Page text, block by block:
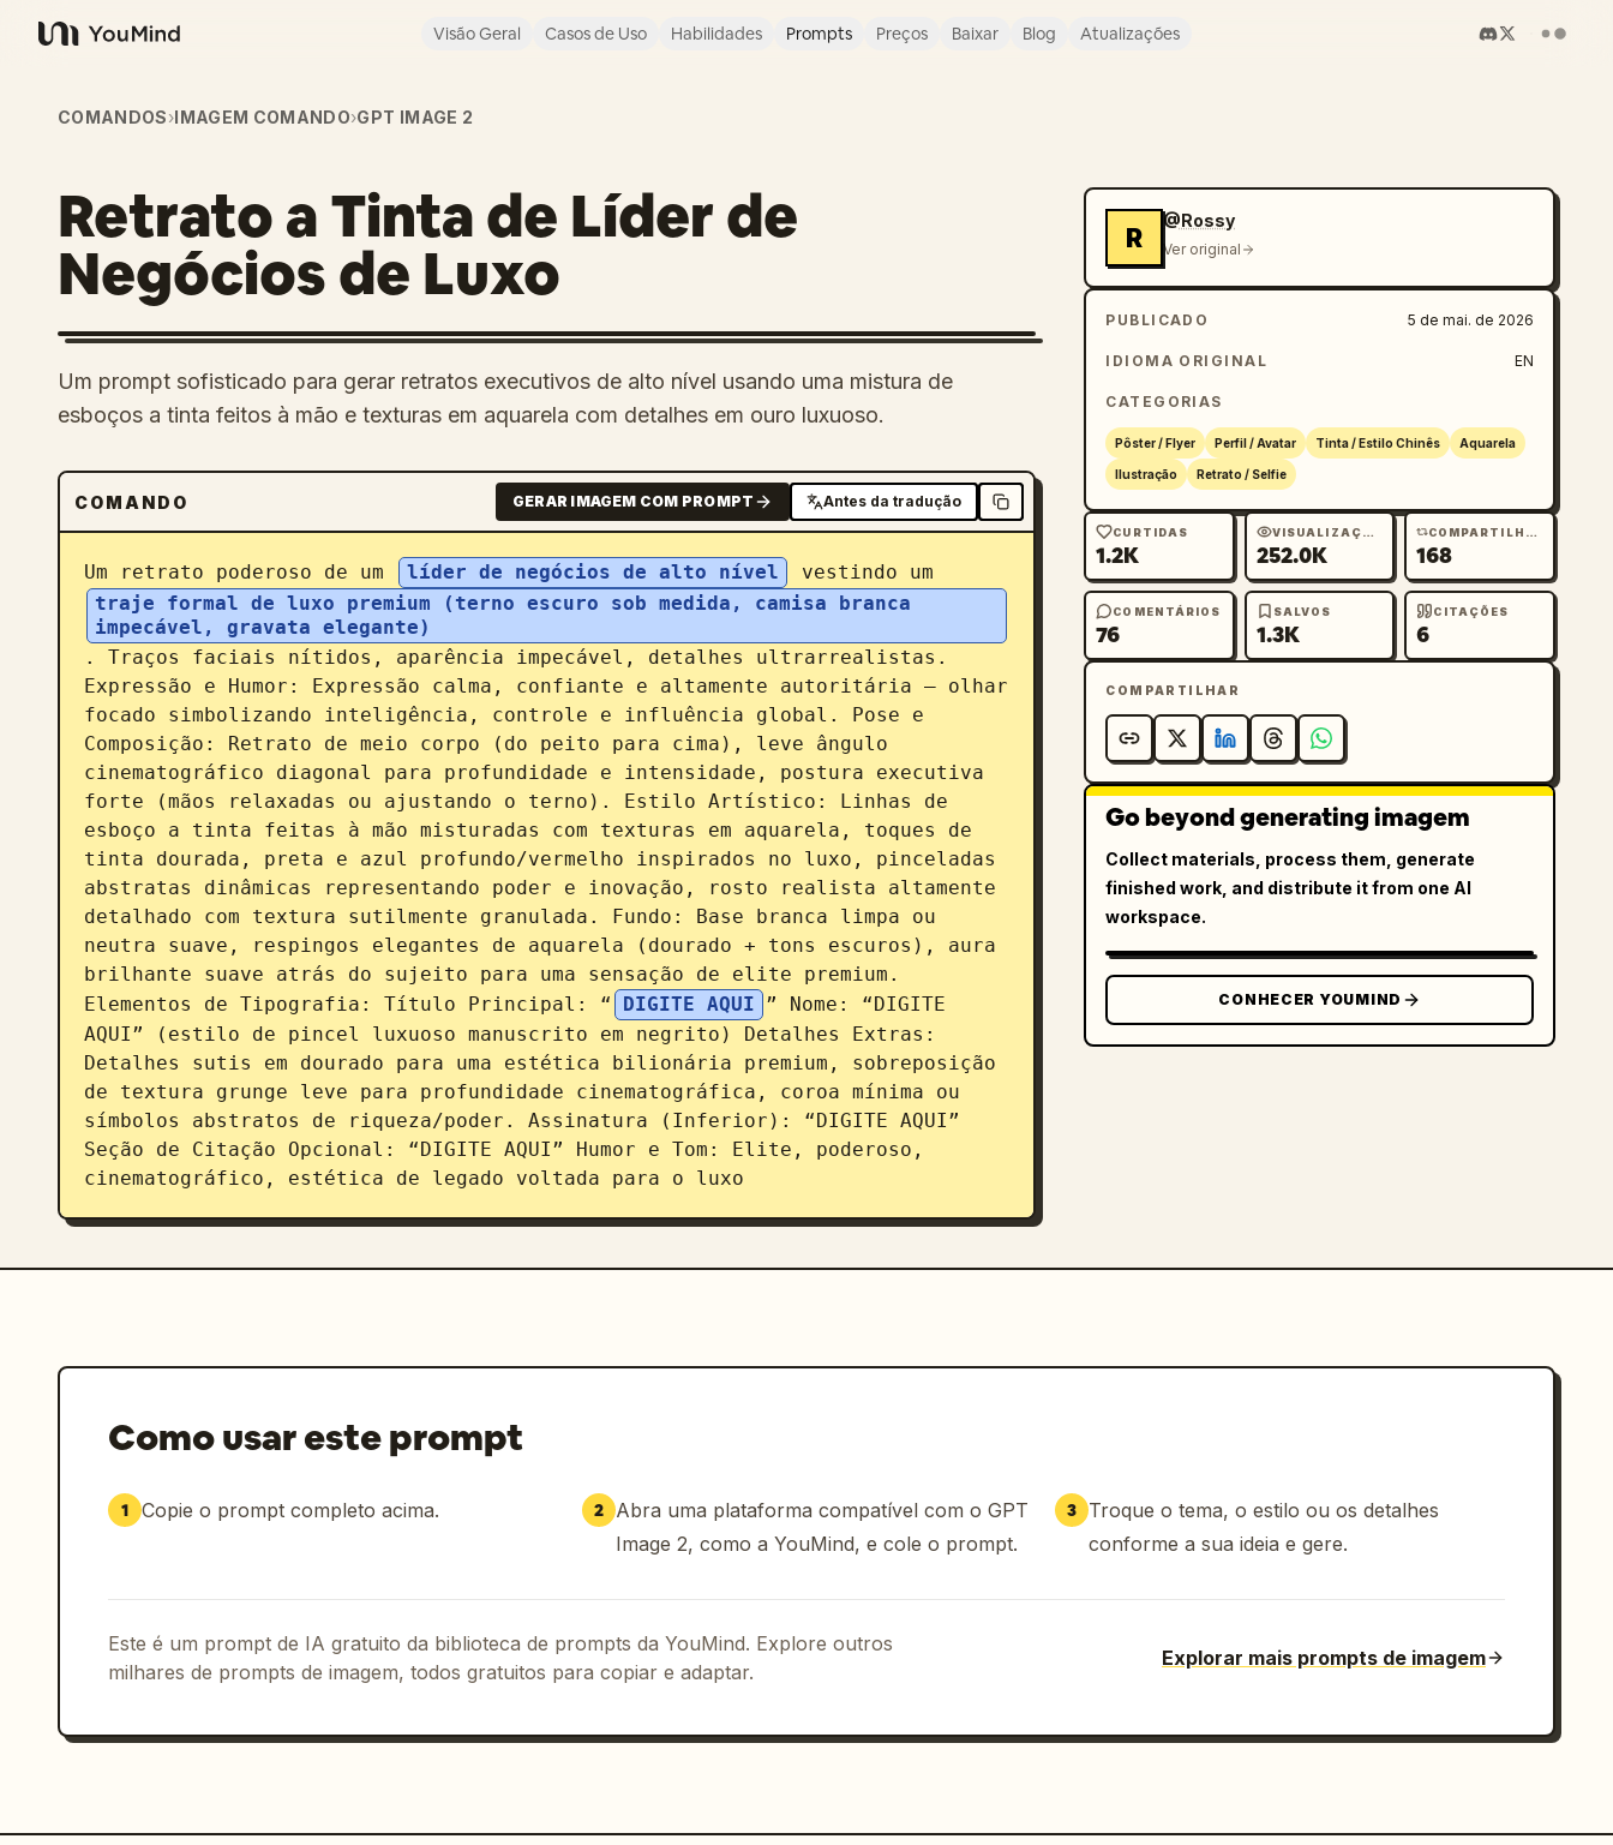
YouMind
Visão Geral Casos de Uso Habilidades Prompts Preços Baixar Blog Atualizações
COMANDOS›IMAGEM COMANDO›GPT IMAGE 2
Retrato a Tinta de Líder de
Negócios de Luxo
Um prompt sofisticado para gerar retratos executivos de alto nível usando uma mistura de
esboços a tinta feitos à mão e texturas em aquarela com detalhes em ouro luxuoso.
COMANDO GERAR IMAGEM COM PROMPT Antes da tradução
Um retrato poderoso de um líder de negócios de alto nível
vestindo um
traje formal de luxo premium (terno escuro sob medida, camisa branca
impecável, gravata elegante)
. Traços faciais nítidos, aparência impecável, detalhes ultrarrealistas.
Expressão e Humor: Expressão calma, confiante e altamente autoritária — olhar
focado simbolizando inteligência, controle e influência global. Pose e
Composição: Retrato de meio corpo (do peito para cima), leve ângulo
cinematográfico diagonal para profundidade e intensidade, postura executiva
forte (mãos relaxadas ou ajustando o terno). Estilo Artístico: Linhas de
esboço a tinta feitas à mão misturadas com texturas em aquarela, toques de
tinta dourada, preta e azul profundo/vermelho inspirados no luxo, pinceladas
abstratas dinâmicas representando poder e inovação, rosto realista altamente
detalhado com textura sutilmente granulada. Fundo: Base branca limpa ou
neutra suave, respingos elegantes de aquarela (dourado + tons escuros), aura
brilhante suave atrás do sujeito para uma sensação de elite premium.
Elementos de Tipografia: Título Principal: “
DIGITE AQUI ” Nome: “DIGITE
AQUI” (estilo de pincel luxuoso manuscrito em negrito) Detalhes Extras:
Detalhes sutis em dourado para uma estética bilionária premium, sobreposição
de textura grunge leve para profundidade cinematográfica, coroa mínima ou
símbolos abstratos de riqueza/poder. Assinatura (Inferior): “DIGITE AQUI”
Seção de Citação Opcional: “DIGITE AQUI” Humor e Tom: Elite, poderoso,
cinematográfico, estética de legado voltada para o luxo
R
@Rossy
Ver original
PUBLICADO 5 de mai. de 2026
IDIOMA ORIGINAL EN
CATEGORIAS
Pôster / Flyer Perfil / Avatar Tinta / Estilo Chinês Aquarela
Ilustração Retrato / Selfie
CURTIDAS
1.2K
VISUALIZAÇÕES
252.0K
COMPARTILHAMENTOS
168
COMENTÁRIOS
76
SALVOS
1.3K
CITAÇÕES
6
COMPARTILHAR
Go beyond generating imagem
Collect materials, process them, generate
finished work, and distribute it from one AI
workspace.
CONHECER YOUMIND
Como usar este prompt
1 Copie o prompt completo acima. 2 Abra uma plataforma compatível com o GPT
Image 2, como a YouMind, e cole o prompt.
3
Troque o tema, o estilo ou os detalhes
conforme a sua ideia e gere.
Este é um prompt de IA gratuito da biblioteca de prompts da YouMind. Explore outros
milhares de prompts de imagem, todos gratuitos para copiar e adaptar.
Explorar mais prompts de imagem